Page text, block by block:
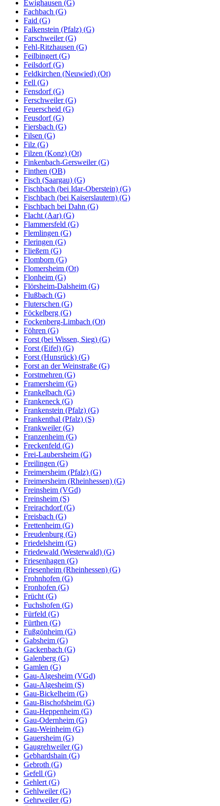
Ewighausen (G)
Fachbach (G)
Faid (G)
Falkenstein (Pfalz) (G)
Farschweiler (G)
Fehl-Ritzhausen (G)
Feilbingert (G)
Feilsdorf (G)
Feldkirchen (Neuwied) (Ot)
Fell (G)
Fensdorf (G)
Ferschweiler (G)
Feuerscheid (G)
Feusdorf (G)
Fiersbach (G)
Filsen (G)
Filz (G)
Filzen (Konz) (Ot)
Finkenbach-Gersweiler (G)
Finthen (OB)
Fisch (Saargau) (G)
Fischbach (bei Idar-Oberstein) (G)
Fischbach (bei Kaiserslautern) (G)
Fischbach bei Dahn (G)
Flacht (Aar) (G)
Flammersfeld (G)
Flemlingen (G)
Fleringen (G)
Fließem (G)
Flomborn (G)
Flomersheim (Ot)
Flonheim (G)
Flörsheim-Dalsheim (G)
Flußbach (G)
Fluterschen (G)
Föckelberg (G)
Fockenberg-Limbach (Ot)
Föhren (G)
Forst (bei Wissen, Sieg) (G)
Forst (Eifel) (G)
Forst (Hunsrück) (G)
Forst an der Weinstraße (G)
Forstmehren (G)
Framersheim (G)
Frankelbach (G)
Frankeneck (G)
Frankenstein (Pfalz) (G)
Frankenthal (Pfalz) (S)
Frankweiler (G)
Franzenheim (G)
Freckenfeld (G)
Frei-Laubersheim (G)
Freilingen (G)
Freimersheim (Pfalz) (G)
Freimersheim (Rheinhessen) (G)
Freinsheim (VGd)
Freinsheim (S)
Freirachdorf (G)
Freisbach (G)
Frettenheim (G)
Freudenburg (G)
Friedelsheim (G)
Friedewald (Westerwald) (G)
Friesenhagen (G)
Friesenheim (Rheinhessen) (G)
Frohnhofen (G)
Fronhofen (G)
Frücht (G)
Fuchshofen (G)
Fürfeld (G)
Fürthen (G)
Fußgönheim (G)
Gabsheim (G)
Gackenbach (G)
Galenberg (G)
Gamlen (G)
Gau-Algesheim (VGd)
Gau-Algesheim (S)
Gau-Bickelheim (G)
Gau-Bischofsheim (G)
Gau-Heppenheim (G)
Gau-Odernheim (G)
Gau-Weinheim (G)
Gauersheim (G)
Gaugrehweiler (G)
Gebhardshain (G)
Gebroth (G)
Gefell (G)
Gehlert (G)
Gehlweiler (G)
Gehrweiler (G)